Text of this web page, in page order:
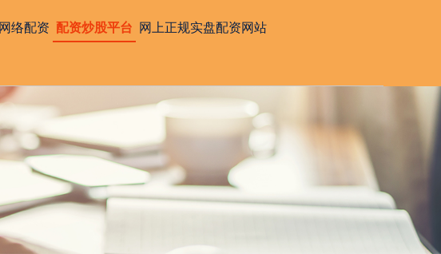
网络配资 配资炒股平台 网上正规实盘配资网站